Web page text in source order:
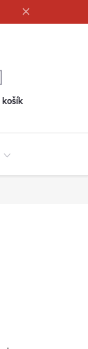
NÁKUPNÍ
KOŠÍK